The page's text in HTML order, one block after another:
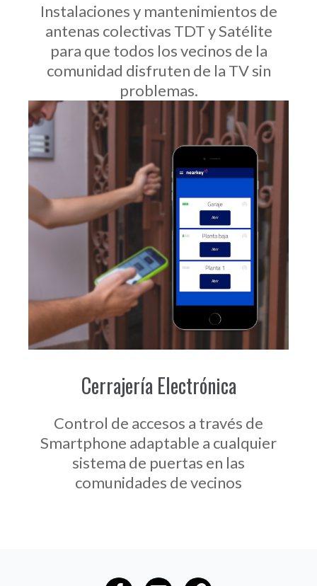
Instalaciones y mantenimientos de
antenas colectivas TDT y Satélite
para que todos los vecinos de la
comunidad disfruten de la TV sin
problemas.
Cerrajería Electrónica
Control de accesos a través de
Smartphone adaptable a cualquier
sistema de puertas en las
comunidades de vecinos